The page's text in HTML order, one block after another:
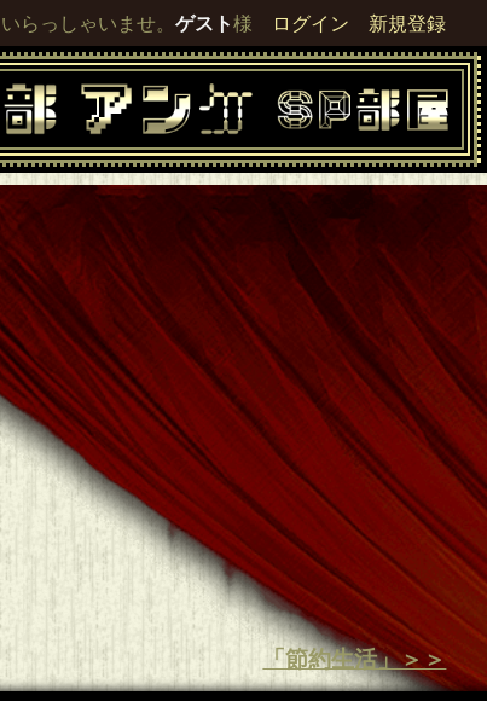
いらっしゃいませ。ゲスト様 ログイン 新規登録
「節約生活」＞＞